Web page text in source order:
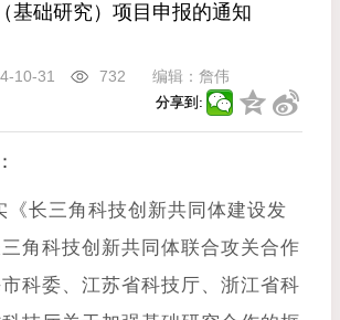
基础研究）项目申报的通知
10-31 732 编辑： 詹伟
分享到:
长三角科技创新共同体建设发
角科技创新共同体联合攻关合作
科委、江苏省科技厅、浙江省科